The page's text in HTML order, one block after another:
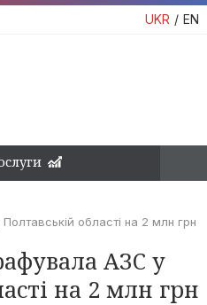
UKR EN
області на 2 млн грн
АЗС у
на 2 млн грн